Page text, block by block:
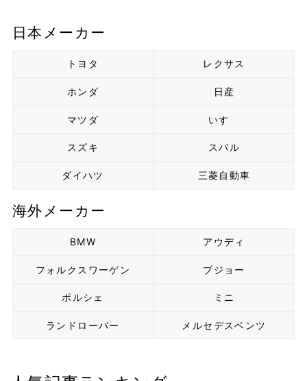
日本メーカー
トヨタ レクサス
ホンダ 日産
マツダ いすゞ
スズキ スバル
ダイハツ 三菱自動車
海外メーカー
BMW アウディ
フォルクスワーゲン プジョー
ポルシェ ミニ
ランドローバー メルセデスベンツ